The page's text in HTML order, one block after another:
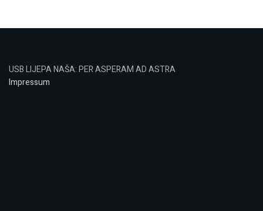
USB LIJEPA NAŠA: PER ASPERAM AD ASTRA
Impressum